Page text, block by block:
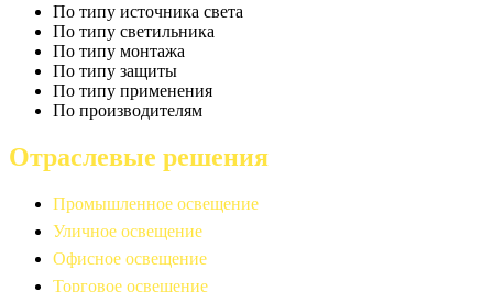
По типу источника света
По типу светильника
По типу монтажа
По типу защиты
По типу применения
По производителям
Отраслевые решения
Промышленное освещение
Уличное освещение
Офисное освещение
Торговое освещение